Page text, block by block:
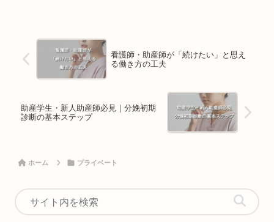
看護師・助産師が「続けたい」と思え
る働き方の工夫
助産学生・新人助産師必見｜分娩初期
診断の基本ステップ
ホーム プライベート